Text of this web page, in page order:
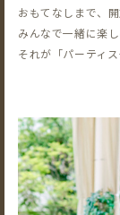
おもてなしまで、
みんなで一緒に楽
それが「パーティ